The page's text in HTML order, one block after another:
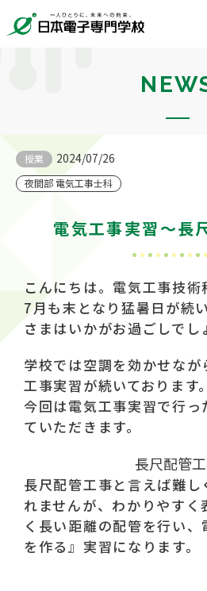
授業 2024/07/26
夜間部 電気工事士科
電気工事実習～長
こんにちは。電気工事技術
7月も末となり猛暑日が続
さまはいかがお過ごしでし
学校では空調を効かせな
工事実習が続いております。
今回は電気工事実習で行っ
ていただきます。
長尺配管
長尺配管工事と言えば難し
れませんが、わかりやすく
く長い距離の配管を行い
を作る』実習になります。